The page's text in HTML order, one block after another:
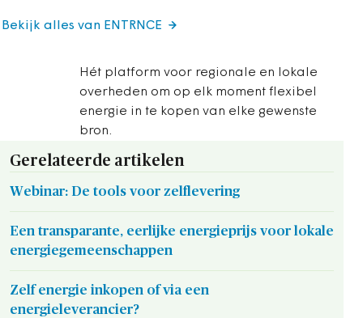
Hét platform voor regionale en lokale
overheden om op elk moment flexibel
energie in te kopen van elke gewenste
bron.
Bekijk alles van ENTRNCE
Gerelateerde artikelen
Webinar: De tools voor zelflevering
Een transparante, eerlijke energieprijs voor lokale
energiegemeenschappen
Zelf energie inkopen of via een
energieleverancier?